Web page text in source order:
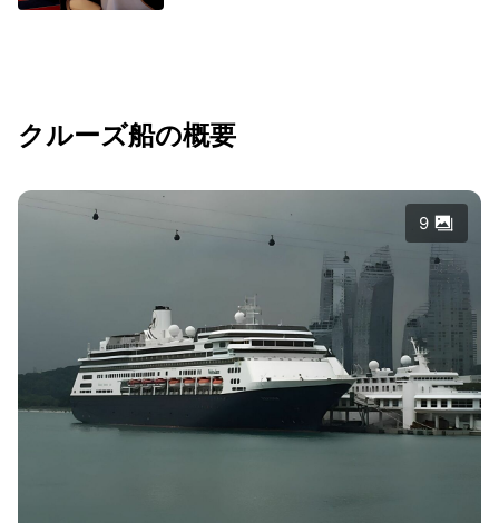
クルーズ船の概要
9